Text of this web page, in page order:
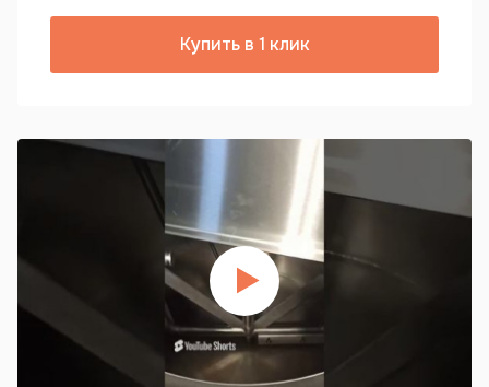
Купить в 1 клик